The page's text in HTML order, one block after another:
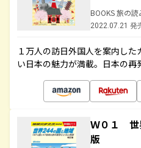
BOOKS 旅の読
2022.07.21 発
１万人の訪日外国人を案内し
い日本の魅力が満載。日本の再
Ｗ０１ 世
版